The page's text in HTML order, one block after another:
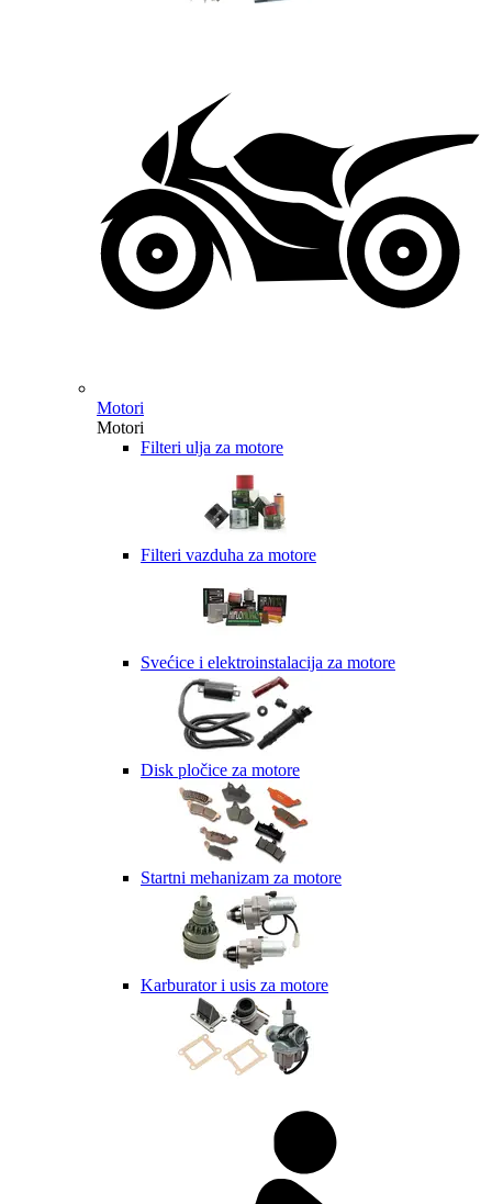
Motori
Motori
Filteri ulja za motore
Filteri vazduha za motore
Svećice i elektroinstalacija za motore
Disk pločice za motore
Startni mehanizam za motore
Karburator i usis za motore